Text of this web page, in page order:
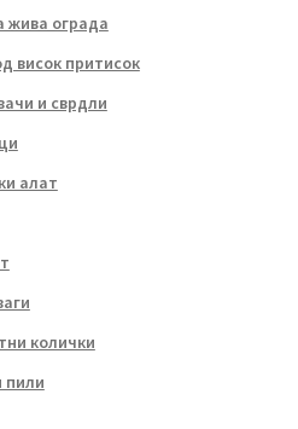
жива ограда
висок притисок
и сврдли
алат
колички
пили